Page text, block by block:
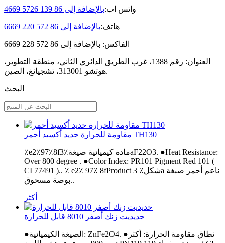
واتس اب:بالإضافة إلى 86 139 5726 4669
هاتف:بالإضافة إلى 86 572 220 6669
الفاكس: بالإضافة إلى 86 572 228 6669
العنوان: رقم 1388، غرب الطريق الدائري الثاني، منطقة التطوير،
هوتشو 313001، تشجيانغ، الصين.
البحث
مقاومة للحرارة حديد أكسيد أحمر TH130
٪e2٪97٪8fمادة كيميائية صيغة٪3aF22O3. ●Heat Resistance:
Over 800 degree . ●Color Index: PR101 Pigment Red 101 (
CI 77491 ).. ٪ e2٪ 97٪ 8fProduct شكل٪ 3a ناعم أحمر صبغة
بوصة مسحوق..
أكثر
حديديت زنك أصفر 8010 قابل للحرارة
●الصيغة الكيميائية: ZnFe2O4. ●نطاق مقاومة الحرارة: أكثر